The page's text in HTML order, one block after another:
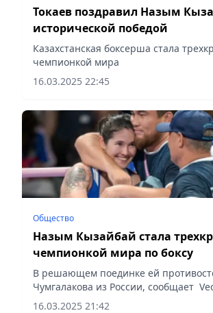
Токаев поздравил Назым
исторической победой
Казахстанская боксерша стала
чемпионкой мира
16.03.2025 22:45
Общество
Назым Кызайбай стала
чемпионкой мира по боксу
В решающем поединке ей
Чумгалакова из России, сообщает
16.03.2025 21:42